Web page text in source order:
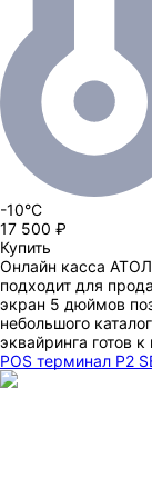
-10°C
17 500 ₽
Купить
Онлайн касса
подходит для
экран 5 дюймов
небольшого
эквайринга готов
POS терминал P2